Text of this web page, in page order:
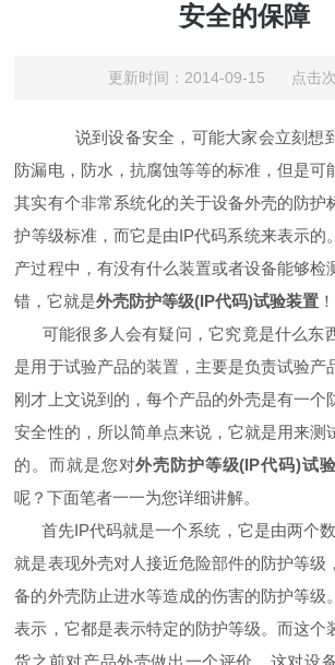
安全的保障
更新时间：2014-09-15 点击次
说到设备安全，可能大家会立刻想
防漏电，防水，抗腐蚀等等的标准，但是可
其实有个非常系统化的关于设备外壳的防护
护等级标准，而它是由IP代码系统来表示的
产过程中，有没有什么装置或者设备能够检
错，它就是外壳防护等级(IP代码)试验装置 ！
可能很多人会有疑问，它究竟是什么东
是用于试验产品的装置，主要是负责试验产
刚才上文说到的，每个产品的外壳是有一个
安全性的，所以简单点来说，它就是用来测
的。而就是您对外壳防护等级(IP代码)试
呢？下面笔者一一为您详细讲解。
首先IP代码就是一个系统，它是由两个
就是表现外壳对人接近危险部件的防护等级
备的外壳防止进水等造成的伤害的防护等级
表示，它都是表示特定的防护等级。而这个
货之前对产品外壳做出一个评价，这对设